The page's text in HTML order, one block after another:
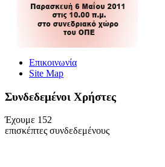
Επικοινωνία
Site Map
Συνδεδεμένοι Xρήστες
Έχουμε 152
επισκέπτες συνδεδεμένους